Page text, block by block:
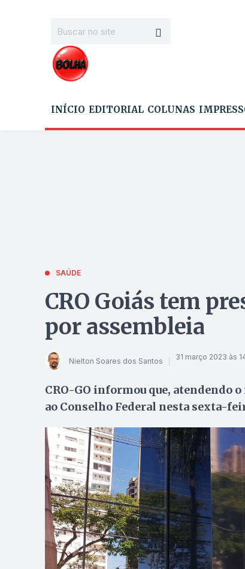
INÍCIO EDITORIAL COLUNAS
SAÚDE
CRO Goiás tem
por assembleia
Nielton Soares dos Santos 31 março 2023 às
CRO-GO informou que, atendendo
ao Conselho Federal nesta sexta-